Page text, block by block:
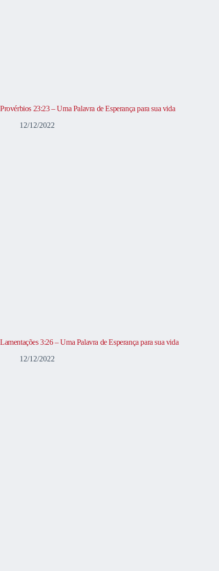
Provérbios 23:23 – Uma Palavra de Esperança para sua vida
12/12/2022
Lamentações 3:26 – Uma Palavra de Esperança para sua vida
12/12/2022